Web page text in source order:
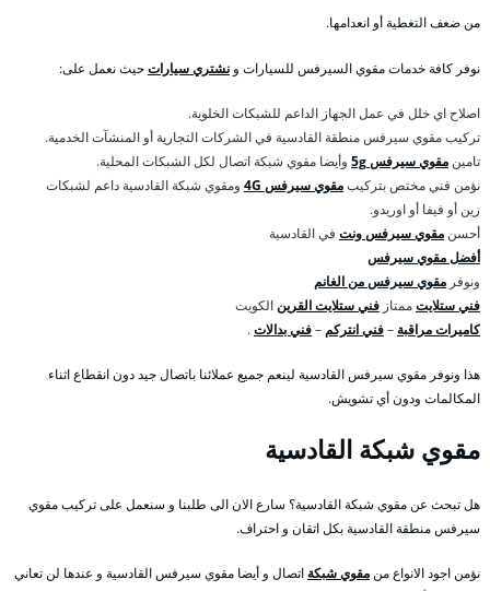
من ضعف التغطية أو انعدامها.
نوفر كافة خدمات مقوي السيرفس للسيارات و نشتري سياراتحيث نعمل على:
اصلاح اي خلل في عمل الجهاز الداعم للشبكات الخلوية.
تركيب مقوي سيرفس منطقة القادسية في الشركات التجارية أو المنشآت الخدمية.
تامين مقوي سيرفس 5g
وأيضا مقوي شبكة اتصال لكل الشبكات المحلية.
نؤمن فني مختص بتركيبمقوي سيرفس 4G
ومقوي شبكة القادسية داعم لشبكات
زين أو فيفا أو اوريدو.
أحسن مقوي سيرفس ونت في القادسية
أفضل مقوي سيرفس
ونوفر مقوي سيرفس من الغانم
فني ستلايتممتاز فني ستلايت القرينالكويت
كاميرات مراقبة –فني انتركم –فني بدالات.
هذا ونوفر مقوي سيرفس القادسية لينعم جميع عملائنا باتصال جيد دون انقطاع اثناء
المكالمات ودون أي تشويش.
مقوي شبكة القادسية
هل تبحث عن مقوي شبكة القادسية؟ سارع الان الى طلبنا و سنعمل على تركيب مقوي
سيرفس منطقة القادسية بكل اتقان و احتراف.
نؤمن اجود الانواع منمقوي شبكة اتصال و أيضا مقوي سيرفس القادسية و عندها لن تعاني